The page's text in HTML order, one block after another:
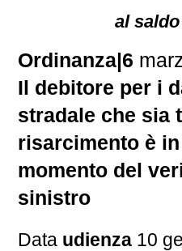
al
Ordinanza|6
Il debitore per i
stradale che sia
risarcimento è
momento del
sinistro
Data udienza 10